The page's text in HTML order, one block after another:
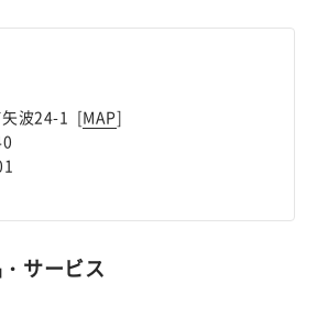
矢波24-1 [MAP]
サービス